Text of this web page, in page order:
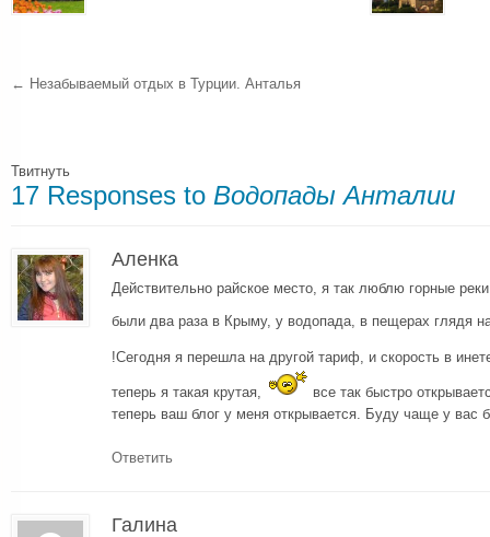
← Незабываемый отдых в Турции. Анталья
Твитнуть
17 Responses to Водопады Анталии
Аленка
Действительно райское место, я так люблю горные
были два раза в Крыму, у водопада, в пещерах глядя
!Сегодня я перешла на другой тариф, и скорость в
теперь я такая крутая,
все так быстро
теперь ваш блог у меня открывается. Буду чаще у вас
Ответить
Галина